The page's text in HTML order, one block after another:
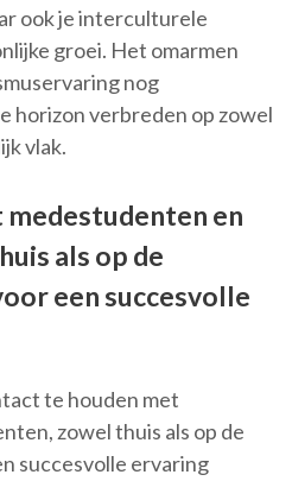
ook je interculturele
groei. Het omarmen
nog
horizon verbreden op zowel
vlak.
en
als op de
een succesvolle
te houden met
zowel thuis als op de
succesvolle ervaring